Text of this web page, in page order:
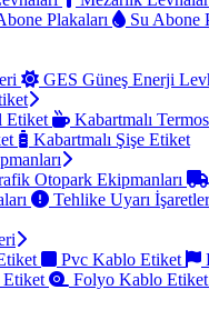
Plakaları Su Abone
GES Güneş Enerji
Etiket
Kabartmalı
Kabartmalı Şişe Etiket
Otopark Ekipmanları
Tehlike Uyarı
Pvc Kablo Etiket
Etiket Folyo Kablo Etiket